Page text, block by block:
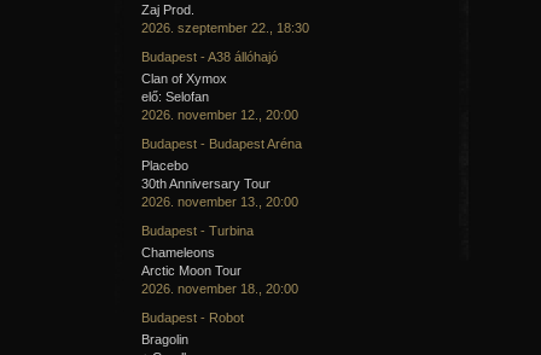
Zaj Prod.
2026. szeptember 22., 18:30
Budapest - A38 állóhajó
Clan of Xymox
elő: Selofan
2026. november 12., 20:00
Budapest - Budapest Aréna
Placebo
30th Anniversary Tour
2026. november 13., 20:00
Budapest - Turbina
Chameleons
Arctic Moon Tour
2026. november 18., 20:00
Budapest - Robot
Bragolin